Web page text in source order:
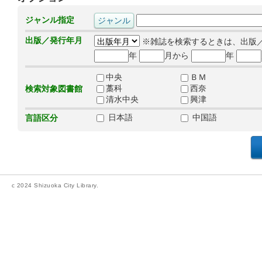
ジャンル指定
出版／発行年月
※雑誌を検索するときは、出版
年
月から 年
検索対象図書館
中央
ＢＭ
藁科
西奈
清水中央
興津
言語区分
日本語 中国語
c 2024 Shizuoka City Library.